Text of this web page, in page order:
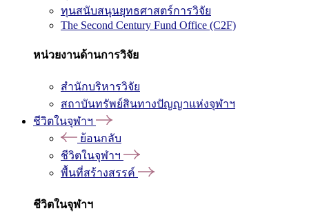
ทุนสนับสนุนยุทธศาสตร์การวิจัย
The Second Century Fund Office (C2F)
หน่วยงานด้านการวิจัย
สำนักบริหารวิจัย
สถาบันทรัพย์สินทางปัญญาแห่งจุฬาฯ
ชีวิตในจุฬาฯ
ย้อนกลับ
ชีวิตในจุฬาฯ
พื้นที่สร้างสรรค์
ชีวิตในจุฬาฯ